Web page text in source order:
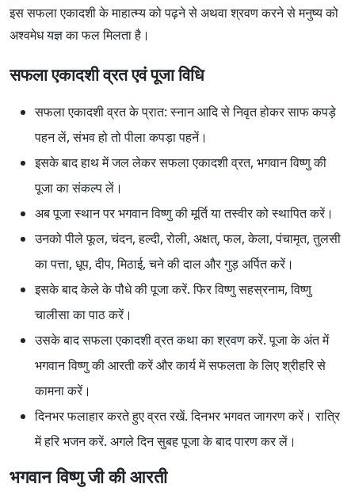
इस सफला एकादशी के माहात्म्य को पढ़ने से अथवा श्रवण करने से मनुष्य को
अश्वमेध यज्ञ का फल मिलता है।
सफला एकादशी व्रत एवं पूजा विधि
सफला एकादशी व्रत के प्रात: स्नान आदि से निवृत होकर साफ कपड़े
पहन लें, संभव हो तो पीला कपड़ा पहनें।
इसके बाद हाथ में जल लेकर सफला एकादशी व्रत, भगवान विष्णु की
पूजा का संकल्प लें।
अब पूजा स्थान पर भगवान विष्णु की मूर्ति या तस्वीर को स्थापित करें।
उनको पीले फूल, चंदन, हल्दी, रोली, अक्षत्, फल, केला, पंचामृत, तुलसी
का पत्ता, धूप, दीप, मिठाई, चने की दाल और गुड़ अर्पित करें।
इसके बाद केले के पौधे की पूजा करें. फिर विष्णु स​हस्रनाम, विष्णु
चालीसा का पाठ करें।
उसके बाद सफला एकादशी व्रत कथा का श्रवण करें. पूजा के अंत में
भगवान विष्णु की आरती करें और कार्य में सफलता के लिए श्रीहरि से
कामना करें।
दिनभर फलाहार करते हुए व्रत रखें. दिनभर भगवत जागरण करें। रात्रि
में हरि भजन करें. अगले दिन सुबह पूजा के बाद पारण कर लें।
भगवान विष्णु जी की आरती